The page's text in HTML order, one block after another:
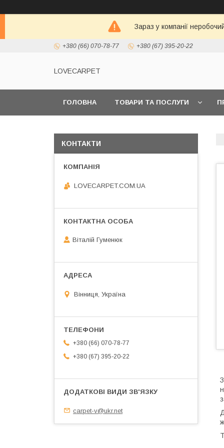
Зараз у компанії
+380 (66) 070-78-77 +380 (67) 395-20-22
LOVECARPET
ГОЛОВНА ТОВАРИ ТА ПОСЛУГИ
КОНТАКТИ
LOVECARPET.COM.UA
Віталій Гуменюк
Вінниця, Україна
+380 (66) 070-78-77
+380 (67) 395-20-22
carpet-v@ukr.net